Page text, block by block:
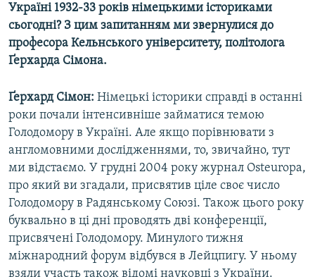
ФОТО
СПЕЦПРОЄКТИ
ПОДКАСТИ
КРИМ РЕАЛІЇ
РУС
УКР
КТАТ
ДОЛУЧАЙСЯ!
Україні 1932-33 років німецькими істориками
сьогодні? З цим запитанням ми звернулися до
професора Кельнського університету, політолога
Ґерхарда Сімона.
Ґерхард Сімон: Німецькі історики справді в останні
роки почали інтенсивніше займатися темою
Голодомору в Україні. Але якщо порівнювати з
англомовними дослідженнями, то, звичайно, тут
ми відстаємо. У грудні 2004 року журнал Osteuropa,
про який ви згадали, присвятив ціле своє число
Голодомору в Радянському Союзі. Також цього року
буквально в ці дні проводять дві конференції,
присвячені Голодомору. Минулого тижня
міжнародний форум відбувся в Лейцпигу. У ньому
взяли участь також відомі науковці з України.